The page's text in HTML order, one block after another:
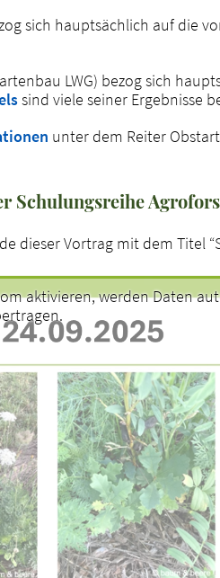
sich hauptsächlich auf die
LWG) bezog sich
sind viele seiner Ergebnisse
unter dem Reiter
Schulungsreihe
dieser Vortrag mit dem Titel
aktivieren, werden Daten